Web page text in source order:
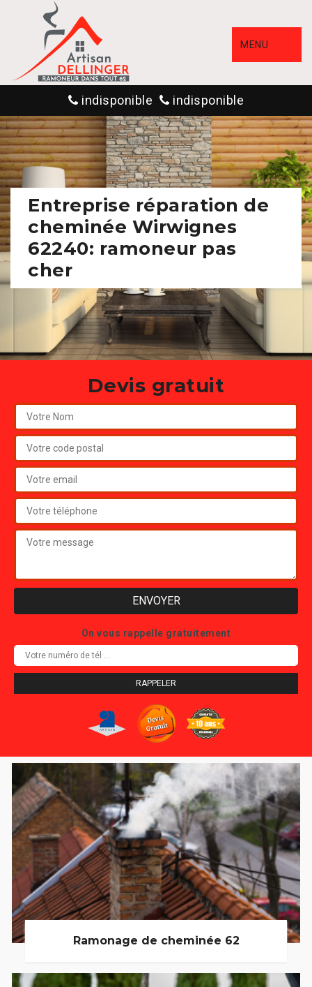
MENU
indisponible indisponible
Entreprise réparation de
cheminée Wirwignes
62240: ramoneur pas
cher
Devis gratuit
On vous rappelle gratuitement
Ramonage de cheminée 62